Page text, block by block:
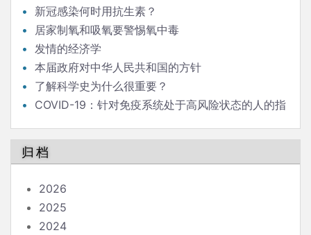
新冠感染何时用抗生素？
居家制氧和吸氧要警惕氧中毒
发情的经济学
本届政府对中华人民共和国的方针
了解科学史为什么很重要？
COVID-19：针对免疫系统处于高风险状态的人的指
归档
2026
2025
2024